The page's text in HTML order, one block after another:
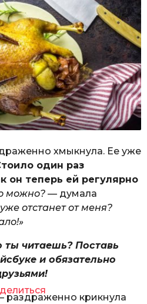
хмыкнула. Ее уже
один раз
он теперь ей регулярно
можно? — думала
отстанет от меня?
ты читаешь? Поставь
и обязательно
раздраженно крикнула